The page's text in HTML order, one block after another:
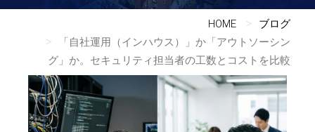
HOME
ブログ
「自社運用（インハウス）」か「アウトソーシン
グ」か。セキュリティ担当者の工数とコストを比較